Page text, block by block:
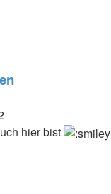
hier bist